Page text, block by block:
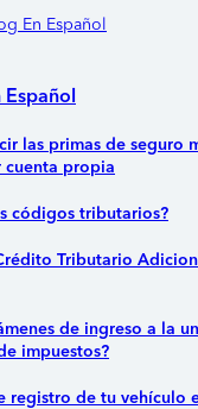
En Español
Español
las primas de seguro
cuenta propia
códigos tributarios?
Tributario
de ingreso a la
impuestos?
registro de tu vehículo